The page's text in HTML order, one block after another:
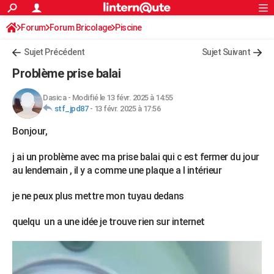
ACTUALITÉS
Politique
Société
Faits Divers
Education
Monde
Villes
+
FINANCE
Retraite
Impôts
Epargne
Immobilier
Risques naturels par ville
Banque
Assurance
Crédit
AUTO
Essais
Réserver un essai
Citadines
Berlines
SUV
Forum auto
+HIGH-TECH
Mobiles
Meilleur smartphone
Internet
Ordinateurs
Jeux vidéo
Guide high-tech
+BRICOLAGE
SANTE
Alimentation
Guide de la santé
Maladies
Médicaments
Sommeil
VOYAGE
S'inscrire
Connexion
Forum Forum Bricolage Piscine
Sujet Précédent Sujet Suivant
Problème prise balai
Dasica- Modifié le 13 févr. 2025 à 14:55
stf_jpd87- 13 févr. 2025 à 17:56
Bonjour,
j ai un problème avec ma prise balai qui c est fermer du jour
au lendemain , il y a comme une plaque a l intérieur
je ne peux plus mettre mon tuyau dedans
quelqu un a une idée je trouve rien sur internet